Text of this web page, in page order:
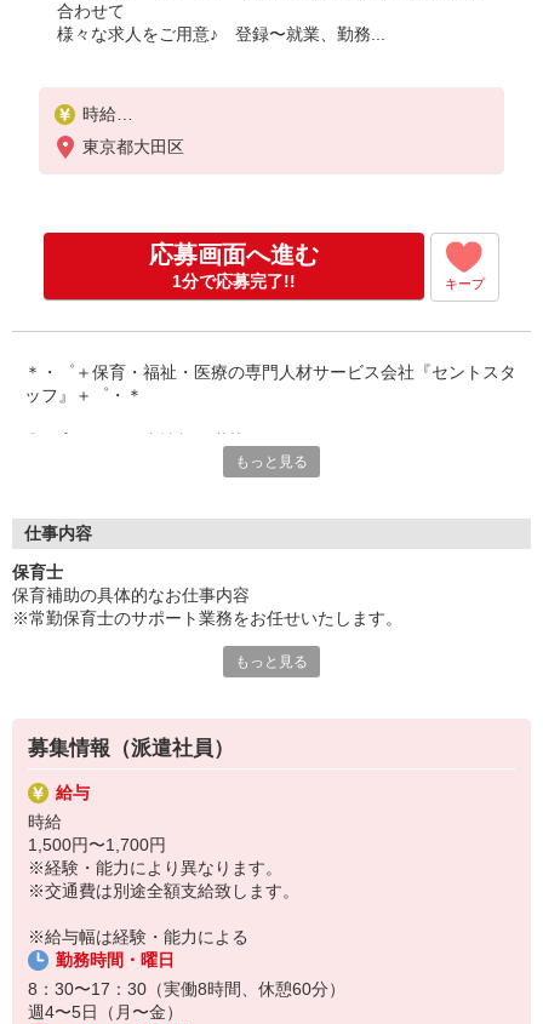
合わせて
様々な求人をご用意♪ 登録〜就業、勤務...
時給
1,500円〜1,700円
※経験・能力により異なります。
※給与幅は経験・能力による
東京都大田区
応募画面へ進む
1分で応募完了!! キープ
＊・゜＋保育・福祉・医療の専門人材サービス会社『セントスタ
ッフ』＋゜・＊
保育専門の人材サービスをしているからこそ、豊富な求人情報を
「短時間で探してる」「いずれ正職員になりたい！」
ネ！
もっと見る
仕事内容
保育士
保育補助の具体的なお仕事内容
※常勤保育士のサポート業務をお任せいたします。
・登園、降園お仕度のお手伝いをお願いします
・園児の登園前・降園後は各クラスの環境整備をお願いします
付随業務全般
・保育室内や園庭の環境整備
・玩具や遊具の消毒
・保育活動の準備・・・等
施設形態：認可保育園
定員：63名（0歳児：0名、1歳児：9名、2歳児：9名、3歳児：15
名、4歳児：15名、5歳児：15名）
開設：2006年4月
もっと見る
募集情報（派遣社員）
給与
時給
1,500円〜1,700円
※経験・能力により異なります。
※交通費は別途全額支給致します。
※給与幅は経験・能力による
勤務時間・曜日
8：30〜17：30（実働8時間、休憩60分）
週4〜5日（月〜金）